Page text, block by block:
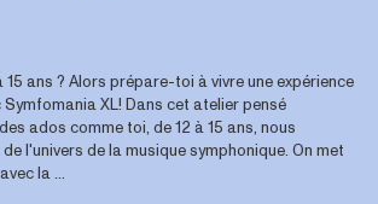
15 ans ? Alors prépare-toi à vivre une expérience
XL! Dans cet atelier pensé
ados comme toi, de 12 à 15 ans, nous
l'univers de la musique symphonique. On met
la ...